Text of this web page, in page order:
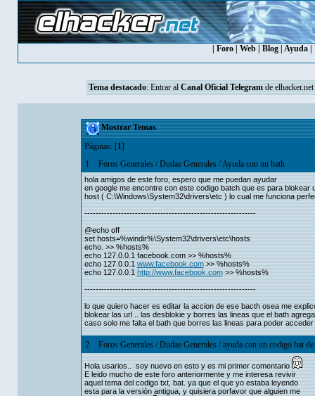
Foro| Web| Blog| Ayuda|
Tema destacado: Entrar al Canal Oficial Telegramde elhacker.net
Mostrar Temas
Páginas: [1]
1
Foros Generales/Dudas Generales/Ayuda con un bath
hola amigos de este foro, espero que me puedan ayudar
en google me encontre con este codigo batch que es para blokear
host ( C:\Windows\System32\drivers\etc ) lo cual me funciona
-------------------------------------------------------------
@echo off
set hosts=%windir%\System32\drivers\etc\hosts
echo. >> %hosts%
echo 127.0.0.1 facebook.com >> %hosts%
echo 127.0.0.1 www.facebook.com>> %hosts%
echo 127.0.0.1 http://www.facebook.com>> %hosts%
-------------------------------------------------------------
lo que quiero hacer es editar la accion de ese bacth osea me
blokear las url .. las desblokie y borres las lineas que el bath
caso solo me falta el bath que borres las lineas para poder
2 Foros Generales/Dudas Generales/ayuda con un codigo bat
Hola usarios.. soy nuevo en esto y es mi primer comentario
E leido mucho de este foro anteriormente y me interesa revivir
aquel tema del codigo txt, bat. ya que el que yo estaba leyendo
esta para la versión antigua, y quisiera porfavor que alguien me